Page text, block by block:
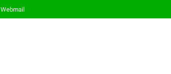
Webmail